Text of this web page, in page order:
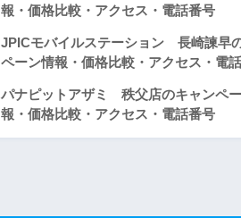
報・価格比較・アクセス・電話番号
JPICモバイルステーション 長崎諫早
ペーン情報・価格比較・アクセス・電
パナピットアザミ 秩父店のキャンペ
報・価格比較・アクセス・電話番号